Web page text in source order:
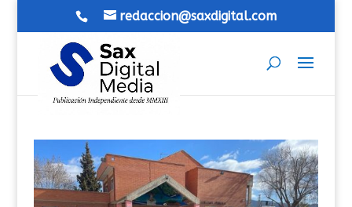
redaccion@saxdigital.com